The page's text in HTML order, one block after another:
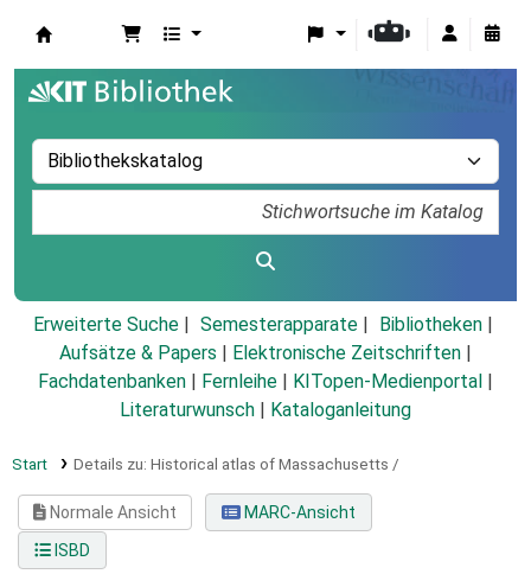
Erweiterte Suche Semesterapparate
Bibliotheken
Aufsätze & Papers
Elektronische Zeitschriften
Fachdatenbanken
Fernleihe KITopen-Medienportal
Literaturwunsch
Kataloganleitung
Start Details zu: Historical atlas of Massachusetts /
Normale Ansicht
MARC-Ansicht
ISBD